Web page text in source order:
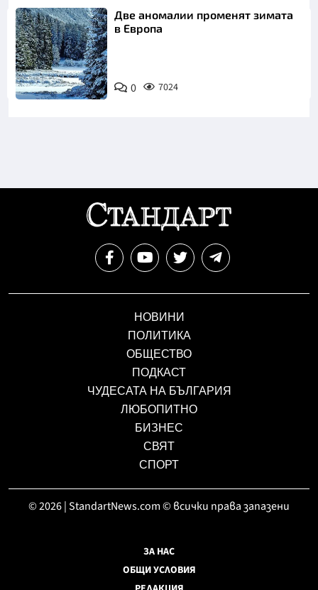
Две аномалии променят зимата
в Европа
0 7024
НОВИНИ
ПОЛИТИКА
ОБЩЕСТВО
ПОДКАСТ
ЧУДЕСАТА НА БЪЛГАРИЯ
ЛЮБОПИТНО
БИЗНЕС
СВЯТ
СПОРТ
© 2026 | StandartNews.com © всички права запазени
ЗА НАС
ОБЩИ УСЛОВИЯ